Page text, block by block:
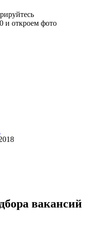
и откроем фото
вакансий